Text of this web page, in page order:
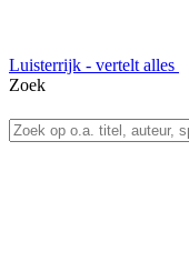
Luisterrijk - vertelt alles
Zoek